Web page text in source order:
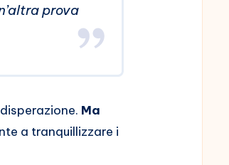
prova
Ma
a tranquillizzare i